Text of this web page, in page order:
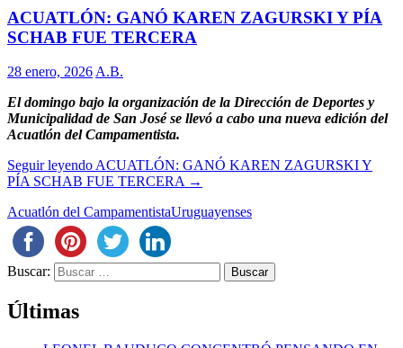
ACUATLÓN: GANÓ KAREN ZAGURSKI Y PÍA
SCHAB FUE TERCERA
28 enero, 2026 A.B.
El domingo bajo la organización de la Dirección de Deportes y
Municipalidad de San José se llevó a cabo una nueva edición del
Acuatlón del Campamentista.
Seguir leyendo ACUATLÓN: GANÓ KAREN ZAGURSKI Y
PÍA SCHAB FUE TERCERA →
Acuatlón del CampamentistaUruguayenses
Buscar:
Últimas